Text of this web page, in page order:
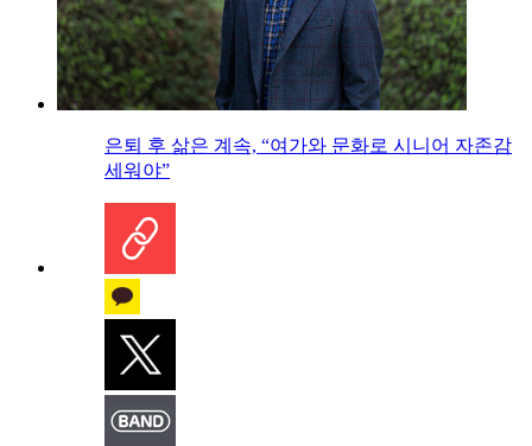
은퇴 후 삶은 계속, “여가와 문화로 시니어 자존감
세워야”